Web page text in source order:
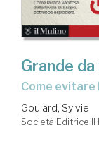
Grande
Come
Goulard, Sylvie
Società Editrice